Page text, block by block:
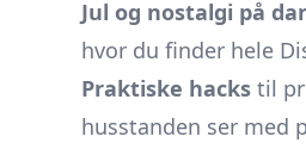
Jul og nostalgi på
hvor du finder hele
Praktiske hacks til
husstanden ser med